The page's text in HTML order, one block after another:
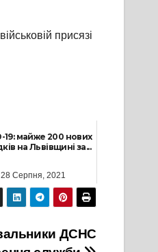
присязі
19: майже 200 нових
на Львівщині за...
28 Серпня, 2021
ДСНС